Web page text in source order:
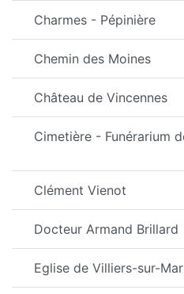
Charmes - Pépinière
Chemin des Moines
Château de Vincennes
Cimetière - Funérarium
Clément Vienot
Docteur Armand Brillard
Eglise de Villiers-sur-